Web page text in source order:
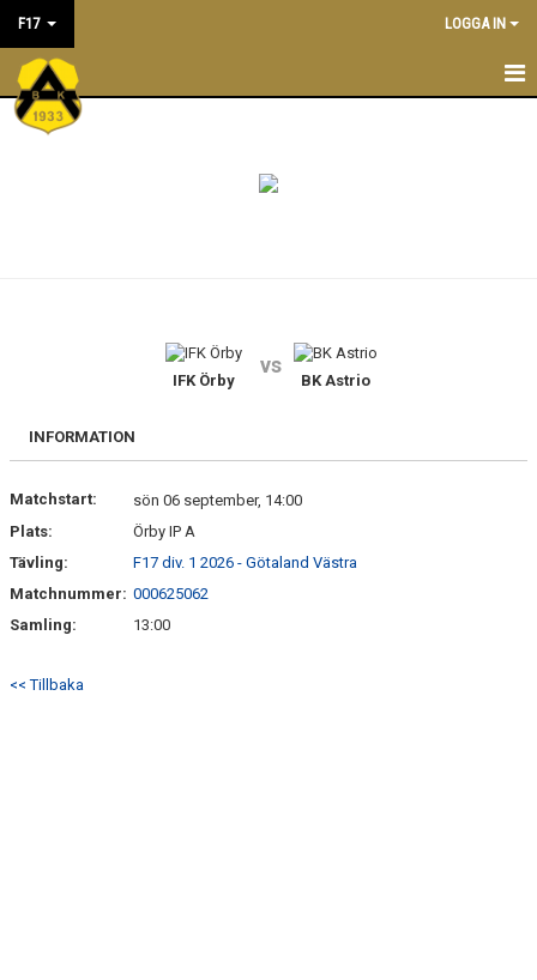
F17 LOGGA IN
F17
IFK Örby
vs
BK Astrio
INFORMATION
Matchstart:
sön 06 september, 14:00
Plats:
Örby IP A
Tävling:
F17 div. 1 2026 - Götaland Västra
Matchnummer: 000625062
Samling:
13:00
<< Tillbaka